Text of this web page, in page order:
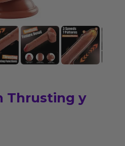
Thrusting y